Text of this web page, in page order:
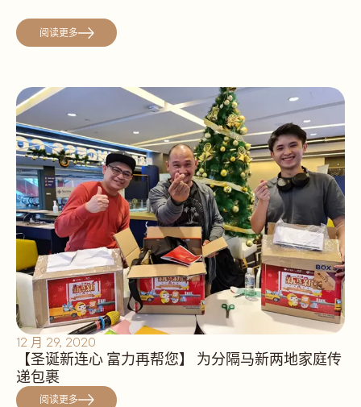
阅读更多
12 月 29, 2020
【圣诞新连心 富力再帮您】 为分隔马新两地家庭传
递包裹
阅读更多